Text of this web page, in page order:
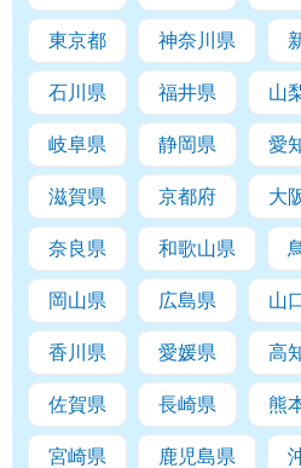
東京都 神奈川県
石川県 福井県 山
岐阜県 静岡県 愛
滋賀県 京都府 大
奈良県 和歌山県
岡山県 広島県 山
香川県 愛媛県 高
佐賀県 長崎県 熊
宮崎県 鹿児島県